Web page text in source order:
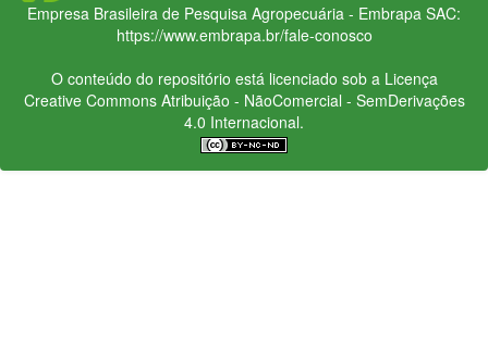
Empresa Brasileira de Pesquisa Agropecuária - Embrapa SAC:
https://www.embrapa.br/fale-conosco
O conteúdo do repositório está licenciado sob a Licença
Creative CommonsAtribuição - NãoComercial - SemDerivações
4.0 Internacional.